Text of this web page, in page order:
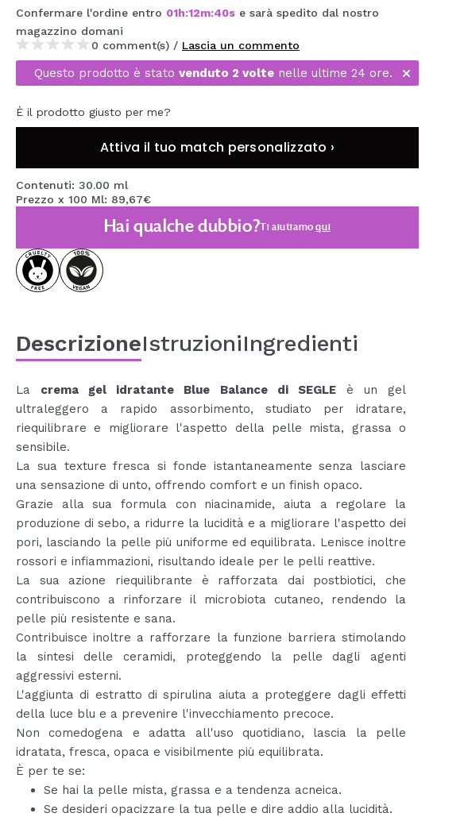
MAQUIFARMA
KOREA ZONE
TRAVEL SIZE
NATURE
SPECIALE
OUTLET
SONO TORNATI!
PROSSIMAMENTE
BLOG
Confermare l'ordine entro 01h:12m:39se sarà spedito dal nostro
magazzino domani
0 comment(s) / Lascia un commento
Questo prodotto è stato venduto 2 volte nelle ultime 24 ore.
È il prodotto giusto per me?
Attiva il tuo match personalizzato ›
Contenuti: 30.00 ml
Prezzo x 100 Ml: 89,67€
Hai qualche dubbio?Ti aiutiamoqui
DescrizioneIstruzioniIngredienti
La crema gel idratante Blue Balance di SEGLEè un gel
ultraleggero a rapido assorbimento, studiato per idratare,
riequilibrare e migliorare l'aspetto della pelle mista, grassa o
sensibile.
La sua texture fresca si fonde istantaneamente senza lasciare
una sensazione di unto, offrendo comfort e un finish opaco.
Grazie alla sua formula con niacinamide, aiuta a regolare la
produzione di sebo, a ridurre la lucidità e a migliorare l'aspetto dei
pori, lasciando la pelle più uniforme ed equilibrata. Lenisce inoltre
rossori e infiammazioni, risultando ideale per le pelli reattive.
La sua azione riequilibrante è rafforzata dai postbiotici, che
contribuiscono a rinforzare il microbiota cutaneo, rendendo la
pelle più resistente e sana.
Contribuisce inoltre a rafforzare la funzione barriera stimolando
la sintesi delle ceramidi, proteggendo la pelle dagli agenti
aggressivi esterni.
L'aggiunta di estratto di spirulina aiuta a proteggere dagli effetti
della luce blu e a prevenire l'invecchiamento precoce.
Non comedogena e adatta all'uso quotidiano, lascia la pelle
idratata, fresca, opaca e visibilmente più equilibrata.
È per te se:
Se hai la pelle mista, grassa e a tendenza acneica.
Se desideri opacizzare la tua pelle e dire addio alla lucidità.